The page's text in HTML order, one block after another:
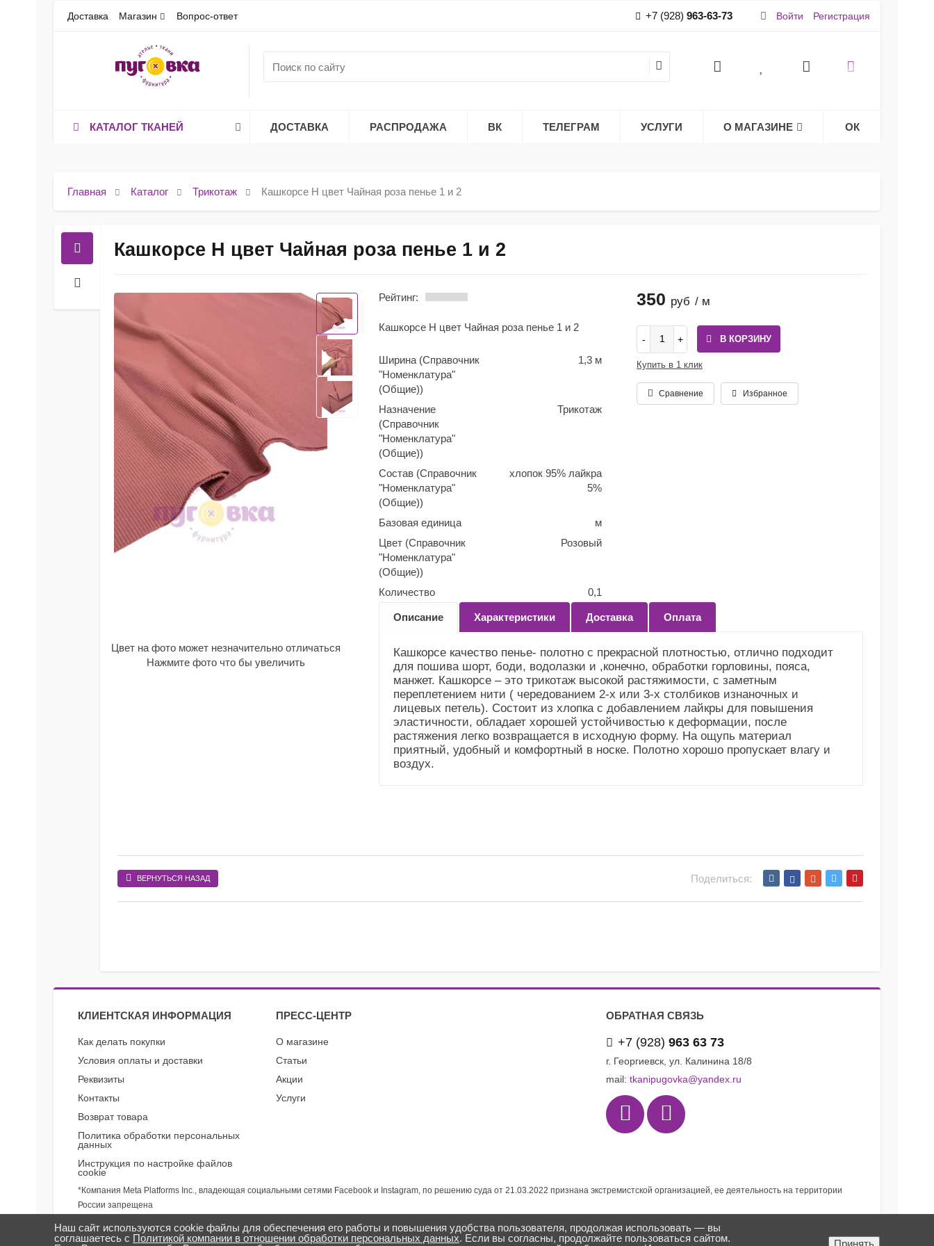
Доставка Магазин Вопрос-ответ +7 (928) 963-63-73 Войти Регистрация
КАТАЛОГ ТКАНЕЙ ДОСТАВКА РАСПРОДАЖА ВК ТЕЛЕГРАМ УСЛУГИ О МАГАЗИНЕ ОК
Главная Каталог Трикотаж Кашкорсе Н цвет Чайная роза пенье 1 и 2
Кашкорсе Н цвет Чайная роза пенье 1 и 2
Цвет на фото может незначительно отличаться
Нажмите фото что бы увеличить
Рейтинг:
Кашкорсе Н цвет Чайная роза пенье 1 и 2
Ширина (Справочник
"Номенклатура"
(Общие))
1,3 м
Назначение
(Справочник
"Номенклатура"
(Общие))
Трикотаж
Состав (Справочник
"Номенклатура"
(Общие))
хлопок 95% лайкра
5%
Базовая единица
м
Цвет (Справочник
"Номенклатура"
(Общие))
Розовый
Количество
"Номенклатура"
0,1
Усадка и уход
(Справочник
"Номенклатура"
(Общие))
Не садится.Стирка до
40"
Плотность (трикотаж
1,8)
300 гр.м2.
350 руб / м
В КОРЗИНУ
Купить в 1 клик
Сравнение Избранное
Описание Характеристики Доставка Оплата
Кашкорсе качество пенье- полотно с прекрасной плотностью, отлично подходит
для пошива шорт, боди, водолазки и ,конечно, обработки горловины, пояса,
манжет. Кашкорсе – это трикотаж высокой растяжимости, с заметным
переплетением нити ( чередованием 2-х или 3-х столбиков изнаночных и
лицевых петель). Состоит из хлопка с добавлением лайкры для повышения
эластичности, обладает хорошей устойчивостью к деформации, после
растяжения легко возвращается в исходную форму. На ощупь материал
приятный, удобный и комфортный в носке. Полотно хорошо пропускает влагу и
воздух.
ВЕРНУТЬСЯ НАЗАД Поделиться:
КЛИЕНТСКАЯ ИНФОРМАЦИЯ ПРЕСС-ЦЕНТР ОБРАТНАЯ СВЯЗЬ
Как делать покупки
Условия оплаты и доставки
Реквизиты
Контакты
Возврат товара
Политика обработки персональных
данных
Инструкция по настройке файлов
cookie
О магазине
Статьи
Акции
Услуги
+7 (928) 963 63 73
г. Георгиевск, ул. Калинина 18/8
mail: tkanipugovka@yandex.ru
*Компания Meta Platforms Inc., владеющая социальными сетями Facebook и Instagram, по решению суда от 21.03.2022 признана экстремистской организацией, ее деятельность на территории
России запрещена
Создано в ткани «Пуговка» ©
Наш сайт используются cookie файлы для обеспечения его работы и повышения удобства пользователя, продолжая использовать — вы
соглашаетесь с Политикой компании в отношении обработки персональных данных. Если вы согласны, продолжайте пользоваться сайтом.
Принять